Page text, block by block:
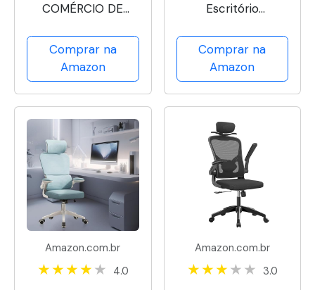
COMÉRCIO DE
Escritório
Secretária Base
Preta com Rodinha
Fortt Milão Preta -
Comprar na
Amazon
Escritório
Fitz Bege
Comprar na
Amazon
Amazon.com.br
4.0
Amazon.com.br
3.0